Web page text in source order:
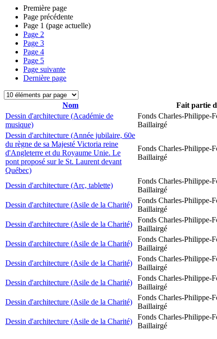
Première page
Page précédente
Page 1 (page actuelle)
Page 2
Page 3
Page 4
Page 5
Page suivante
Dernière page
Nom
Fait partie
Dessin d'architecture (Académie de
musique)
Fonds Charles-Philippe-
Baillairgé
Dessin d'architecture (Année jubilaire, 60e
du règne de sa Majesté Victoria reine
d'Angleterre et du Royaume Unie. Le
pont proposé sur le St. Laurent devant
Québec)
Fonds Charles-Philippe-
Baillairgé
Dessin d'architecture (Arc, tablette)
Fonds Charles-Philippe-
Baillairgé
Dessin d'architecture (Asile de la Charité)
Fonds Charles-Philippe-
Baillairgé
Dessin d'architecture (Asile de la Charité)
Fonds Charles-Philippe-
Baillairgé
Dessin d'architecture (Asile de la Charité)
Fonds Charles-Philippe-
Baillairgé
Dessin d'architecture (Asile de la Charité)
Fonds Charles-Philippe-
Baillairgé
Dessin d'architecture (Asile de la Charité)
Fonds Charles-Philippe-
Baillairgé
Dessin d'architecture (Asile de la Charité)
Fonds Charles-Philippe-
Baillairgé
Dessin d'architecture (Asile de la Charité)
Fonds Charles-Philippe-
Baillairgé